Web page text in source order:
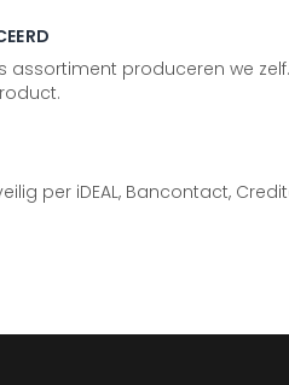
assortiment produceren we
per iDEAL, Bancontact,